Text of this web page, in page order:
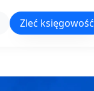
Zleć księgowość